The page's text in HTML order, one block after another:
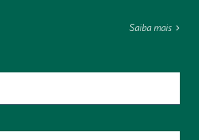
Saiba mais